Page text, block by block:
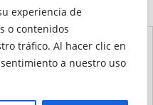
experiencia de
o contenidos
tráfico. Al hacer clic en
a nuestro uso
Política de
Cookies
Política de
Privacidad